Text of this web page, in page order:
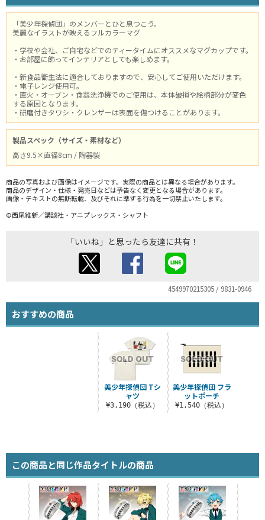
「美少年探偵団」のメンバーとひと息つこう。
美麗なイラストが映えるフルカラーマグ
・学校や会社、ご自宅などでのティータイムにオススメなマグカップです。
・お部屋に飾ってインテリアとしても楽しめます。
・新食品衛生法に適合しておりますので、安心してご使用いただけます。
・電子レンジ使用可。
・直火・オーブン・食器洗浄機でのご使用は、本体破損や絵柄部分が変色
する原因となります。
・研磨付きタワシ・クレンザーは表面を傷つけることがあります。
製品スペック（サイズ・素材など）
高さ9.5×直径8cm / 陶器製
商品の写真および画像はイメージです。実際の商品とは異なる場合があります。
商品のデザイン・仕様・発売日などは予告なく変更となる場合があります。
画像・テキストの無断転載、及びそれに準ずる行為を一切禁止いたします。
©西尾維新／講談社・アニプレックス・シャフト
「いいね」と思ったら友達に共有！
4549970215305 / 9831-0946
おすすめの商品
美少年探偵団 Tシ
ャツ
¥3,190（税込）
美少年探偵団 フラ
ットポーチ
¥1,540（税込）
この商品と同じ作品タイトルの商品